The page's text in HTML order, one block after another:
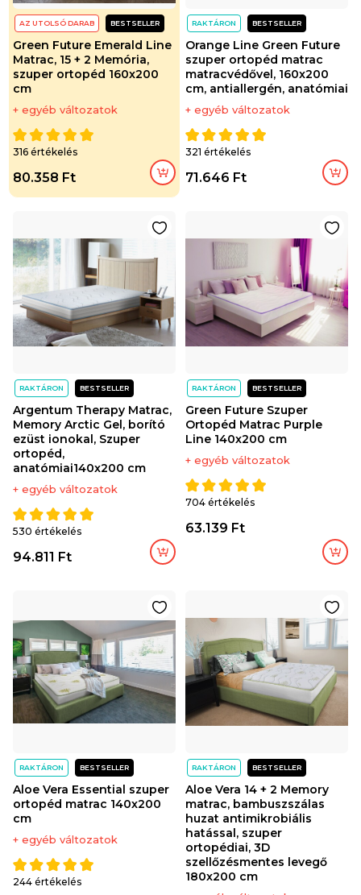
AZ UTOLSÓ DARAB BESTSELLER
Green Future Emerald Line
Matrac, 15 + 2 Memória,
szuper ortopéd 160x200
cm
+ egyéb változatok
316 értékelés
80.358 Ft
RAKTÁRON BESTSELLER
Orange Line Green Future
szuper ortopéd matrac
matracvédővel, 160x200
cm, antiallergén, anatómiai
+ egyéb változatok
321 értékelés
71.646 Ft
RAKTÁRON BESTSELLER
Argentum Therapy Matrac,
Memory Arctic Gel, borító
ezüst ionokal, Szuper
ortopéd,
anatómiai140x200 cm
+ egyéb változatok
530 értékelés
94.811 Ft
RAKTÁRON BESTSELLER
Green Future Szuper
Ortopéd Matrac Purple
Line 140x200 cm
+ egyéb változatok
704 értékelés
63.139 Ft
RAKTÁRON BESTSELLER
Aloe Vera Essential szuper
ortopéd matrac 140x200
cm
+ egyéb változatok
244 értékelés
RAKTÁRON BESTSELLER
Aloe Vera 14 + 2 Memory
matrac, bambuszszálas
huzat antimikrobiális
hatással, szuper
ortopédiai, 3D
szellőzésmentes levegő
180x200 cm